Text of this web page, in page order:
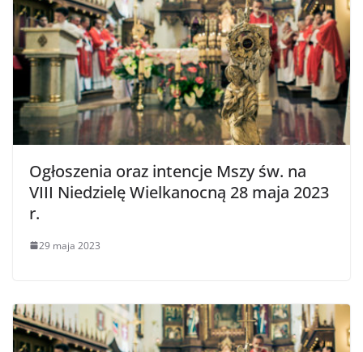
Ogłoszenia oraz intencje Mszy św. na
VIII Niedzielę Wielkanocną 28 maja 2023
r.
29 maja 2023